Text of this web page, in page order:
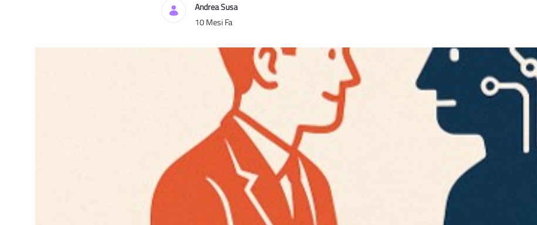
Andrea Susa
Data di Pubblicazione
10 Mesi Fa